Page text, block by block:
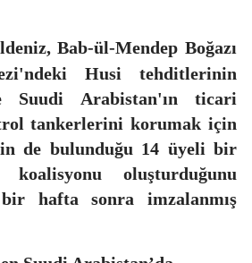
Bab-ül-Mendep Boğazı
Husi tehditlerinin
Suudi Arabistan'ın ticari
tankerlerini korumak için
de bulunduğu 14 üyeli bir
koalisyonu oluşturduğunu
bir hafta sonra imzalanmış